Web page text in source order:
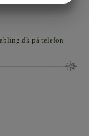
på telefon